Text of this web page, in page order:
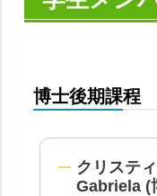
博士後期課程
クリステ
Gabriela (